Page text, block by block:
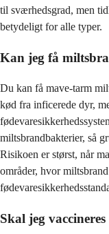
til sværhedsgrad, men
betydeligt for alle typer.
Kan jeg få
Du kan få mave-tarm
kød fra inficerede dyr,
miltsbrandbakterier, så
Risikoen er størst, når
områder, hvor
Skal jeg